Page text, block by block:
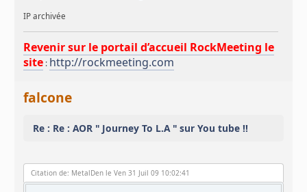
IP archivée
Revenir sur le portail d’accueil RockMeeting le
site : http://rockmeeting.com
falcone
Re : Re : AOR " Journey To L.A " sur You tube !!
Citation de: MetalDen le Ven 31 Juil 09 10:02:41